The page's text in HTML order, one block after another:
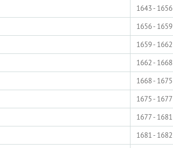
1643 - 1656
1656 - 1659
1659 - 1662
1662 - 1668
1668 - 1675
1675 - 1677
1677 - 1681
1681 - 1682